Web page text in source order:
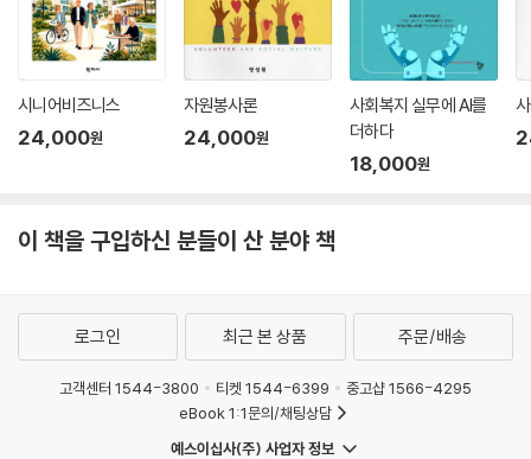
시니어비즈니스
24,000원
자원봉사론
24,000원
사회복지 실무에 AI를
더하다
18,000원
이 책을 구입하신 분들이 산 분야 책
로그인 최근 본 상품 주문/배송
고객센터 1544-3800 티켓 1544-6399
중고샵 1566-4295
eBook 1:1문의/채팅상담
예스이십사(주) 사업자 정보